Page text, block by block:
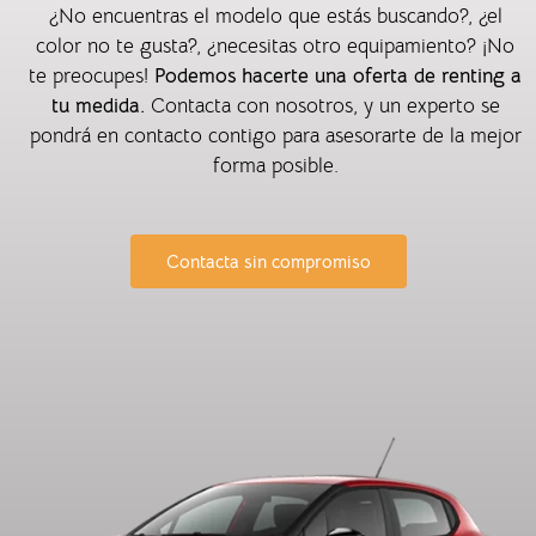
¿No encuentras el modelo que estás buscando?, ¿el
color no te gusta?, ¿necesitas otro equipamiento? ¡No
te preocupes! Podemos hacerte una oferta de renting a
tu medida. Contacta con nosotros, y un experto se
pondrá en contacto contigo para asesorarte de la mejor
forma posible.
Contacta sin compromiso